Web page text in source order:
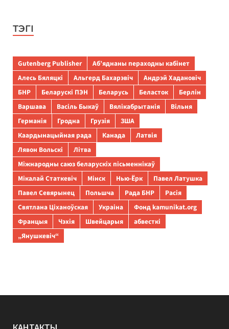
ТЭГІ
Gutenberg Publisher
Аб’яднаны пераходны кабінет
Алесь Бяляцкі
Альгерд Бахарэвіч
Андрэй Хадановіч
БНР
Беларускі ПЭН Беларусь Беласток
Берлін
Варшава
Васіль Быкаў Вялікабрытанія
Вільня
Германія
Гродна Грузія
ЗША
Каардынацыйная рада
Канада
Латвія
Лявон Вольскі
Літва
Міжнародны саюз беларускіх пісьменнікаў
Мікалай Статкевіч
Мінск Нью-Ёрк
Павел Латушка
Павел Севярынец
Польшча Рада БНР
Расія
Святлана Ціханоўская
Украіна
Фонд kamunikat.org
Францыя
Чэхія Швейцарыя
абвесткі
„Янушкевіч“